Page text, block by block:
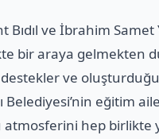
Bıdıl ve İbrahim
bir araya gelmekten
ve oluşturduğu
Belediyesi’nin eğitim
atmosferini hep